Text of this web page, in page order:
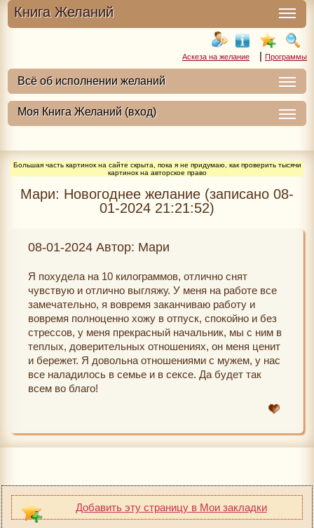
Книга Желаний
Аскеза на желание | Программы
Большая часть картинок на сайте скрыта, пока я не придумаю, как проверить тысячи
картинок на авторское право
Мари: Новогоднее желание (записано 08-
01-2024 21:21:52)
08-01-2024 Автор: Мари
Я похудела на 10 килограммов, отлично снят
чувствую и отлично выгляжу. У меня на работе все
замечательно, я вовремя заканчиваю работу и
вовремя полноценно хожу в отпуск, спокойно и без
стрессов, у меня прекрасный начальник, мы с ним в
теплых, доверительных отношениях, он меня ценит
и бережет. Я довольна отношениями с мужем, у нас
все наладилось в семье и в сексе. Да будет так
всем во благо!
Добавить эту страницу в Мои закладки